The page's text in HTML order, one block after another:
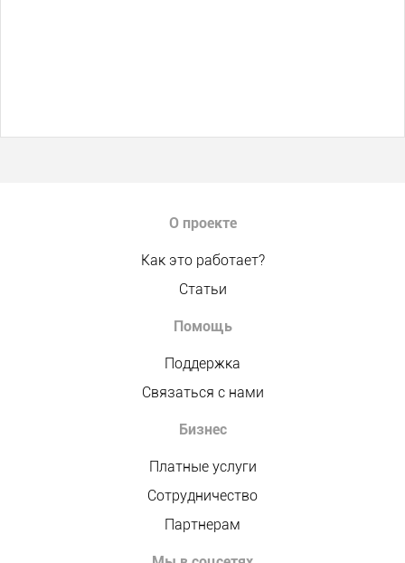
О проекте
Как это работает?
Статьи
Помощь
Поддержка
Связаться с нами
Бизнес
Платные услуги
Сотрудничество
Партнерам